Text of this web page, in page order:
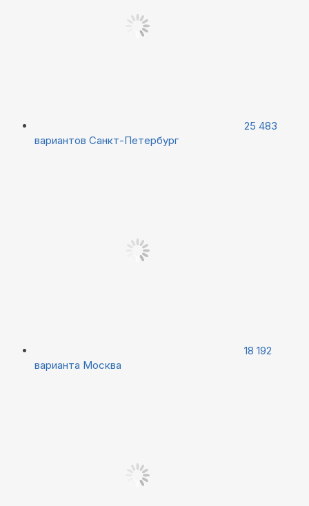
25 483
вариантов Санкт-Петербург
18 192
варианта Москва